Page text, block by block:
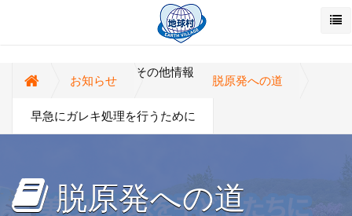
お知らせ
その他情報
脱原発への道
早急にガレキ処理を行うために
脱原発への道